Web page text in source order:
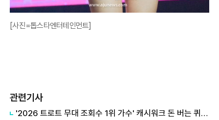
[사진=톱스타엔터테인먼트]
관련기사
'2026 트로트 무대 조회수 1위 가수' 캐시워크 돈 버는 퀴즈, 정답은?